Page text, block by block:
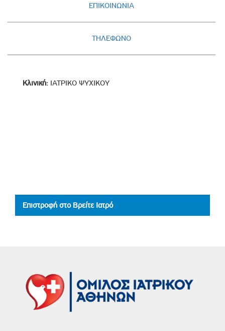
ΕΠΙΚΟΙΝΩΝΙΑ
ΤΗΛΕΦΩΝΟ
Κλινική: ΙΑΤΡΙΚΟ ΨΥΧΙΚΟΥ
Επιστροφή στο Βρείτε Ιατρό